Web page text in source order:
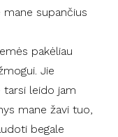
supančius
pakėliau
Jie
leido jam
mane žavi tuo,
begale